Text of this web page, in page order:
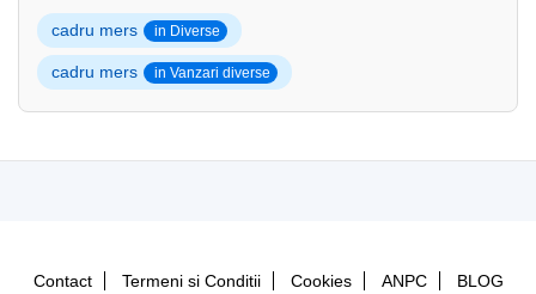
cadru mers in Diverse
cadru mers in Vanzari diverse
Contact Termeni si Conditii Cookies ANPC BLOG